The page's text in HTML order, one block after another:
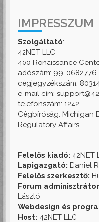
IMPRESSZUM
Szolgáltató:
42NET LLC
400 Renaissance
adószám: 99-0682776
cégjegyzékszám:
e-mail cím:
telefonszám: 1242
Cégbíróság: Michigan
Regulatory Affairs
Felelős kiadó: 42NET
Lapigazgató: Daniel
Felelős szerkesztő:
Fórum
László
Webdesign és
Host: 42NET LLC